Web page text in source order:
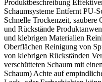
Produktbeschreibung
Schaumsysteme Entfernt PU-
Schnelle Trockenzeit, saubere
und Rückstände
und klebrigen Materialien
Oberflächen Reinigung von
von klebrigen Rückständen
verschütteten Schaum mit
Schaum) Achte auf